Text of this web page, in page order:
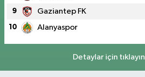
9 Gaziantep FK
10 Alanyaspor
Detaylar için tıklayın